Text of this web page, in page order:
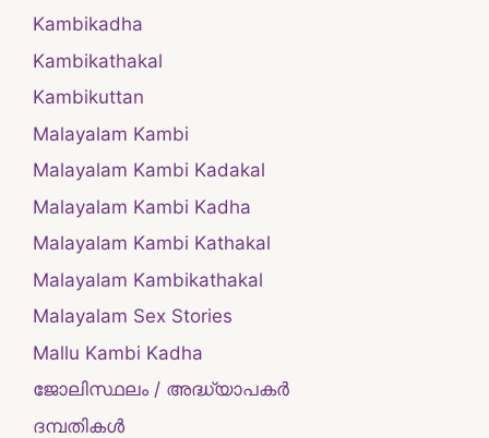
Kambikadha
Kambikathakal
Kambikuttan
Malayalam Kambi
Malayalam Kambi Kadakal
Malayalam Kambi Kadha
Malayalam Kambi Kathakal
Malayalam Kambikathakal
Malayalam Sex Stories
Mallu Kambi Kadha
ജോലിസ്ഥലം / അദ്ധ്യാപകർ
ദമ്പതികള്‍